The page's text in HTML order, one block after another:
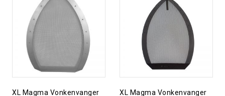
XL Magma Vonkenvanger
XL Magma Vonkenvanger